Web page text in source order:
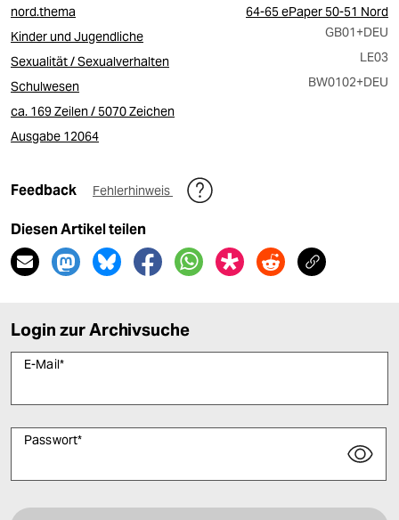
nord.thema
64-65 ePaper 50-51 Nord
Kinder und Jugendliche
GB01+DEU
Sexualität / Sexualverhalten
LE03
Schulwesen
BW0102+DEU
ca. 169 Zeilen / 5070 Zeichen
Ausgabe 12064
Feedback Fehlerhinweis
Diesen Artikel teilen
Login zur Archivsuche
E-Mail*
Passwort*